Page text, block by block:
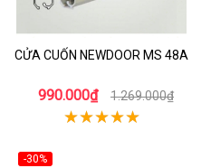
CỬA CUỐN NEWDOOR MS 48A
990.000₫ 1.269.000₫
-30%